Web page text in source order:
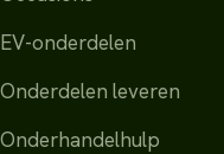
EV-onderdelen
Onderdelen leveren
Onderhandelhulp